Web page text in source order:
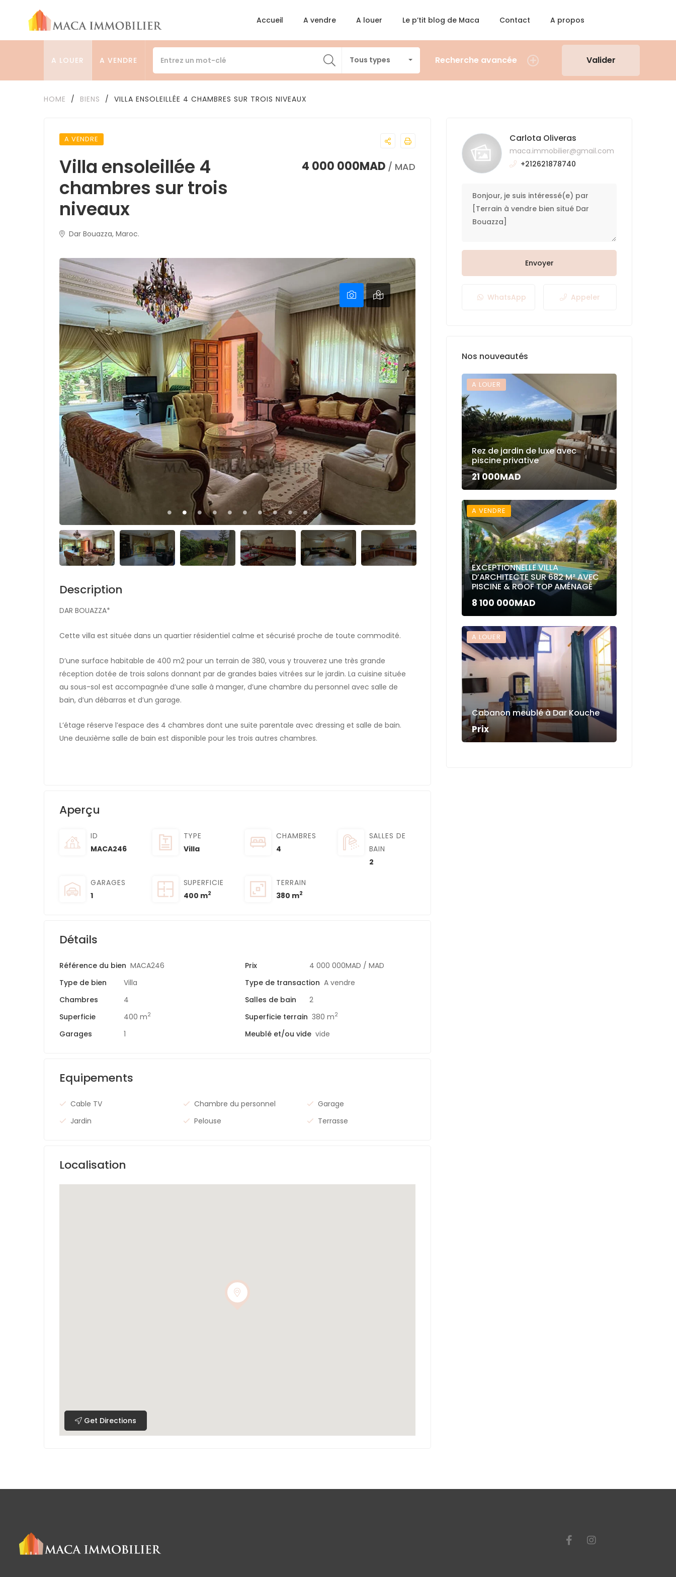
Accueil A vendre A louer Le p’tit blog de Maca Contact A propos
A LOUER A VENDRE Tous types Recherche avancée Valider
HOME / BIENS / VILLA ENSOLEILLÉE 4 CHAMBRES SUR TROIS NIVEAUX
A VENDRE
Villa ensoleillée 4
chambres sur trois
niveaux
Dar Bouazza, Maroc.
4 000 000MAD / MAD
Description
DAR BOUAZZA*
Cette villa est située dans un quartier résidentiel calme et sécurisé proche de toute commodité.
D’une surface habitable de 400 m2 pour un terrain de 380, vous y trouverez une très grande
réception dotée de trois salons donnant par de grandes baies vitrées sur le jardin. La cuisine située
au sous-sol est accompagnée d’une salle à manger, d’une chambre du personnel avec salle de
bain, d’un débarras et d’un garage.
L’étage réserve l’espace des 4 chambres dont une suite parentale avec dressing et salle de bain.
Une deuxième salle de bain est disponible pour les trois autres chambres.
Aperçu
ID
MACA246
TYPE
Villa
CHAMBRES
4
SALLES DE
BAIN
2
GARAGES
1
SUPERFICIE
400 m2
TERRAIN
380 m2
Détails
Référence du bien MACA246 Prix 4 000 000MAD / MAD
Type de bien
Villa Type de transaction A vendre
Chambres
4 Salles de bain
2
Superficie
400 m2 Superficie terrain 380 m2
Garages 1 Meublé et/ou vide vide
Equipements
Cable TV Chambre du personnel
Garage
Jardin
Pelouse Terrasse
Localisation
Get Directions
Carlota Oliveras
maca.immobilier@gmail.com
+212621878740
Envoyer
WhatsApp Appeler
Nos nouveautés
A LOUER
Rez de jardin de luxe avec
piscine privative
21 000MAD
A VENDRE
EXCEPTIONNELLE VILLA
D’ARCHITECTE SUR 682 M² AVEC
PISCINE & ROOF TOP AMÉNAGÉ
8 100 000MAD
A LOUER
Cabanon meublé à Dar Kouche
Prix